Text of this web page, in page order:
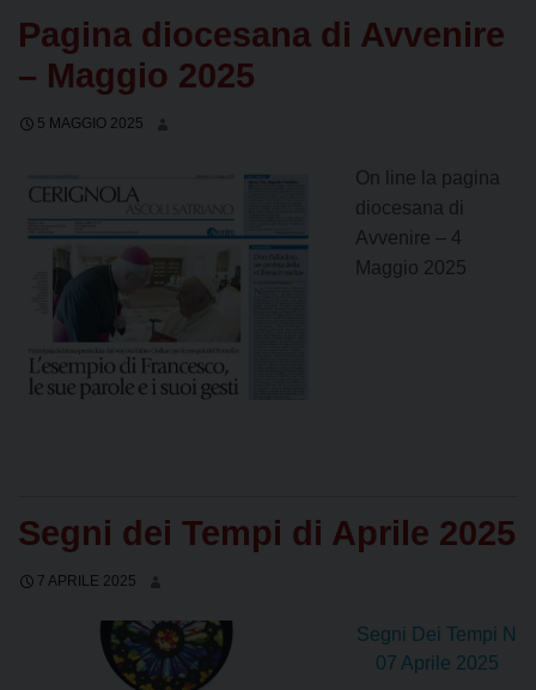
Pagina diocesana di Avvenire
– Maggio 2025
5 MAGGIO 2025
On line la pagina
diocesana di
Avvenire – 4
Maggio 2025
Segni dei Tempi di Aprile 2025
7 APRILE 2025
Segni Dei Tempi N
07 Aprile 2025